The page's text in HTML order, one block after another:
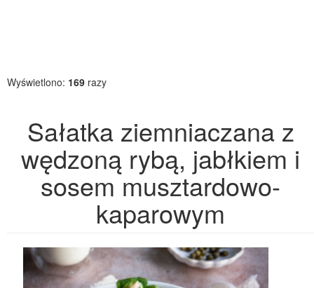
Wyświetlono: 169 razy
Sałatka ziemniaczana z
wędzoną rybą, jabłkiem i
sosem musztardowo-
kaparowym